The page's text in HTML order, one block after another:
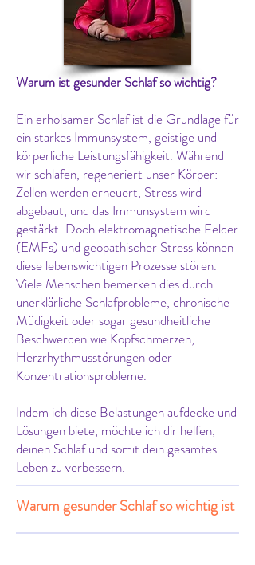
Warum ist gesunder Schlaf so wichtig?
Ein erholsamer Schlaf ist die Grundlage für
ein starkes Immunsystem, geistige und
körperliche Leistungsfähigkeit. Während
wir schlafen, regeneriert unser Körper:
Zellen werden erneuert, Stress wird
abgebaut, und das Immunsystem wird
gestärkt. Doch elektromagnetische Felder
(EMFs) und geopathischer Stress können
diese lebenswichtigen Prozesse stören.
Viele Menschen bemerken dies durch
unerklärliche Schlafprobleme, chronische
Müdigkeit oder sogar gesundheitliche
Beschwerden wie Kopfschmerzen,
Herzrhythmusstörungen oder
Konzentrationsprobleme.
Indem ich diese Belastungen aufdecke und
Lösungen biete, möchte ich dir helfen,
deinen Schlaf und somit dein gesamtes
Leben zu verbessern.
Warum gesunder Schlaf so wichtig ist